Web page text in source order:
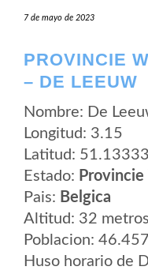
7 de mayo de 2023
PROVINCIE
– DE LEEUW
Nombre: De
Longitud: 3.15
Latitud:
Estado:
Pais: Belgica
Altitud: 32
Poblacion: 46.457
Huso horario de